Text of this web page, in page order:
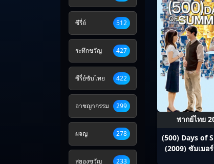
ซีรี่ย์ 512
ระทึกขวัญ 427
ซีรี่ย์ซับไทย 422
อาชญากรรม 299
ผจญ 278
สยองขวัญ 233
พากย์ไทย
(500) Days of
(2009) ซัมเมอ